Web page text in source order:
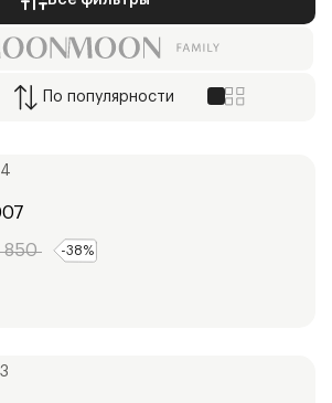
По популярности
850 -38%